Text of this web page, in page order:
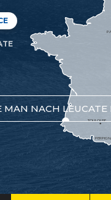
MAN NACH LEUCATE
TOULOUSE